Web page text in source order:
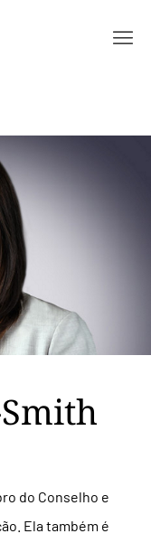
do Conselho e
Ela também é